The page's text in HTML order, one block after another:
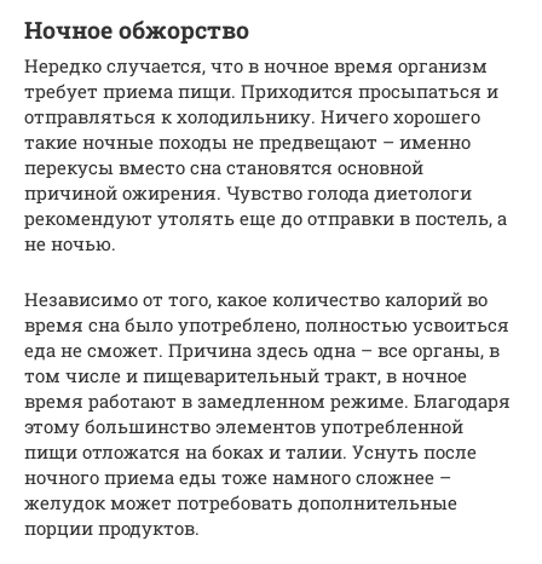
Ночное обжорство
Нередко случается, что в ночное время организм
требует приема пищи. Приходится просыпаться и
отправляться к холодильнику. Ничего хорошего
такие ночные походы не предвещают – именно
перекусы вместо сна становятся основной
причиной ожирения. Чувство голода диетологи
рекомендуют утолять еще до отправки в постель, а
не ночью.
Независимо от того, какое количество калорий во
время сна было употреблено, полностью усвоиться
еда не сможет. Причина здесь одна – все органы, в
том числе и пищеварительный тракт, в ночное
время работают в замедленном режиме. Благодаря
этому большинство элементов употребленной
пищи отложатся на боках и талии. Уснуть после
ночного приема еды тоже намного сложнее –
желудок может потребовать дополнительные
порции продуктов.